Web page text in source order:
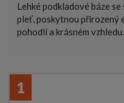
Lehké podkladové báze
pleť, poskytnou přirozený
pohodlí a krásném vzhledu.
1